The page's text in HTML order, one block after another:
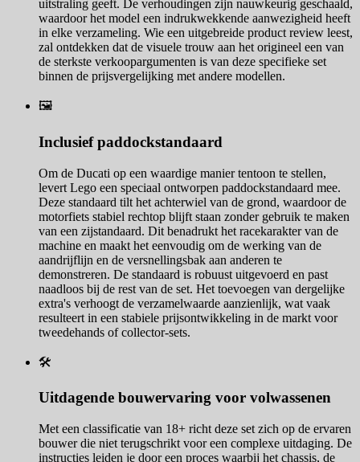
uitstraling geeft. De verhoudingen zijn nauwkeurig geschaald,
waardoor het model een indrukwekkende aanwezigheid heeft
in elke verzameling. Wie een uitgebreide product review leest,
zal ontdekken dat de visuele trouw aan het origineel een van
de sterkste verkoopargumenten is van deze specifieke set
binnen de prijsvergelijking met andere modellen.
🖼️
Inclusief paddockstandaard
Om de Ducati op een waardige manier tentoon te stellen,
levert Lego een speciaal ontworpen paddockstandaard mee.
Deze standaard tilt het achterwiel van de grond, waardoor de
motorfiets stabiel rechtop blijft staan zonder gebruik te maken
van een zijstandaard. Dit benadrukt het racekarakter van de
machine en maakt het eenvoudig om de werking van de
aandrijflijn en de versnellingsbak aan anderen te
demonstreren. De standaard is robuust uitgevoerd en past
naadloos bij de rest van de set. Het toevoegen van dergelijke
extra's verhoogt de verzamelwaarde aanzienlijk, wat vaak
resulteert in een stabiele prijsontwikkeling in de markt voor
tweedehands of collector-sets.
🛠️
Uitdagende bouwervaring voor volwassenen
Met een classificatie van 18+ richt deze set zich op de ervaren
bouwer die niet terugschrikt voor een complexe uitdaging. De
instructies leiden je door een proces waarbij het chassis, de